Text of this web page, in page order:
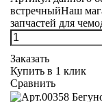
встречныйНаш
запчастей для
Заказать
Купить в 1 клик
Сравнить